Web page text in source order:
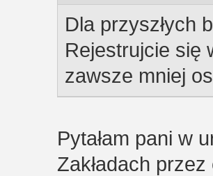
Dla przyszłych
Rejestrujcie się
zawsze mniej
Pytałam pani w
Zakładach